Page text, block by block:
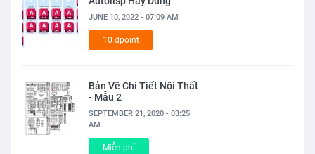
JUNE 10, 2022 - 07:09 AM
10 dpoint
Bản Vẽ Chi Tiết Nội Thất
- Mẫu 2
SEPTEMBER 21, 2020 - 03:25
AM
Miễn phí